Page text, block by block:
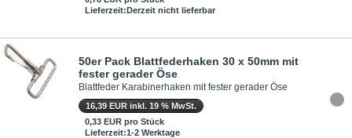
Lieferzeit:Derzeit nicht lieferbar
50er Pack Blattfederhaken 30 x 50mm mit
fester gerader Öse
Blattfeder Karabinerhaken mit fester gerader Öse
16,39 EUR inkl. 19 % MwSt.
0,33 EUR pro Stück
Lieferzeit:1-2 Werktage